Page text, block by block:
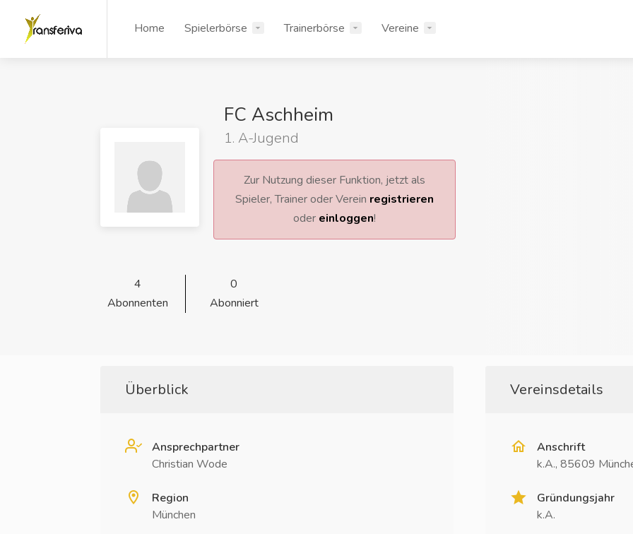
Home Spielerbörse Trainerbörse Vereine
FC Aschheim
1. A-Jugend
Zur Nutzung dieser Funktion, jetzt als
Spieler, Trainer oder Verein registrieren
oder einloggen!
4
Abonnenten
0
Abonniert
Überblick
Ansprechpartner
Christian Wode
Region
München
Vereinsdetails
Anschrift
k.A., 85609
Gründungsjahr
k.A.